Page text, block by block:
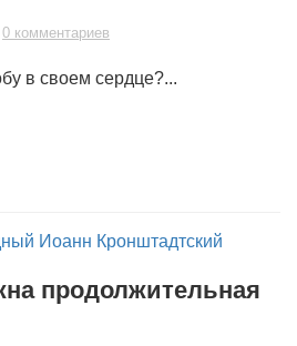
0 комментариев
в своем сердце?...
продолжительная